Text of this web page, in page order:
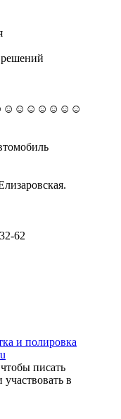
62
и полировка
писать
в